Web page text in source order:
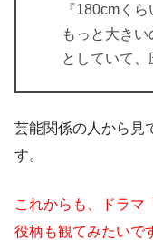
『180cmく
もっと大き
としていて、
芸能関係の人から見
す。
これからも、ドラマ
役柄も観てみたいで